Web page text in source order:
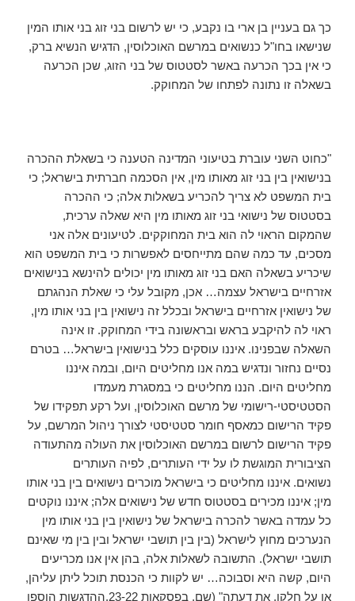
כך גם בעניין בן ארי בו נקבע, כי יש לרשום בני זוג בני אותו המין
שנישאו בחו"ל כנשואים במרשם האוכלוסין, הדגיש הנשיא ברק,
כי אין בכך הכרעה באשר לסטטוס של בני הזוג, שכן הכרעה
בשאלה זו נתונה לפתחו של המחוקק.
"כחוט השני עוברת בטיעוני המדינה הטענה כי בשאלת ההכרה
בנישואין בין בני זוג מאותו מין, אין הסכמה חברתית בישראל; כי
בית המשפט לא צריך להכריע בשאלות אלה; כי ההכרה
בסטטוס של נישואי בני זוג מאותו מין היא שאלה ערכית,
שהמקום הראוי לה הוא בית המחוקקים. לטיעונים אלה אני
מסכים, עד כמה שהם מתייחסים לאפשרות כי בית המשפט הוא
שיכריע בשאלה האם בני זוג מאותו מין יכולים להינשא בנישואים
אזרחיים בישראל עצמה… אכן, מקובל עלי כי שאלת הנהגתם
של נישואין אזרחיים בישראל ובכלל זה נישואין בין בני אותו מין,
ראוי לה להיקבע בראש ובראשונה בידי המחוקק. זו אינה
השאלה שבפנינו. איננו עוסקים כלל בנישואין בישראל… בטרם
נסיים נחזור ונדגיש במה אנו מחליטים היום, ובמה איננו
מחליטים היום. הננו מחליטים כי במסגרת מעמדו
הסטטיסטי-רישומי של מרשם האוכלוסין, ועל רקע תפקידו של
פקיד הרישום כמאסף חומר סטטיסטי לצורך ניהול המרשם, על
פקיד הרישום לרשום במרשם האוכלוסין את העולה מהתעודה
הציבורית המוגשת לו על ידי העותרים, לפיה העותרים
נשואים. איננו מחליטים כי בישראל מוכרים נישואים בין בני אותו
מין; איננו מכירים בסטטוס חדש של נישואים אלה; איננו נוקטים
כל עמדה באשר להכרה בישראל של נישואין בין בני אותו מין
הנערכים מחוץ לישראל (בין בין תושבי ישראל ובין בין מי שאינם
תושבי ישראל). התשובה לשאלות אלה, בהן אין אנו מכריעים
היום, קשה היא וסבוכה… יש לקוות כי הכנסת תוכל ליתן עליהן,
או על חלקן, את דעתה" (שם, בפסקאות 23-22.ההדגשות הוספו